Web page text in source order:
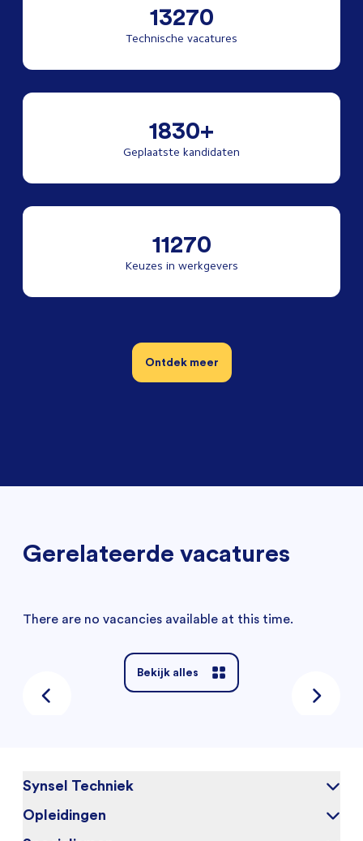
13270
Technische vacatures
1830+
Geplaatste kandidaten
11270
Keuzes in werkgevers
Ontdek meer
Gerelateerde vacatures
There are no vacancies available at this time.
Bekijk alles
Synsel Techniek
Over ons
Opleidingen